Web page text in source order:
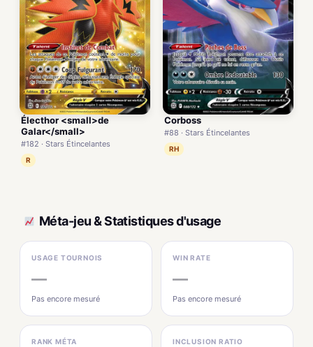
Électhor <small>de
Galar</small>
#182 · Stars Étincelantes
R
Corboss
#88 · Stars Étincelantes
RH
Méta-jeu & Statistiques d'usage
USAGE TOURNOIS
—
Pas encore mesuré
WIN RATE
—
Pas encore mesuré
RANK MÉTA INCLUSION RATIO